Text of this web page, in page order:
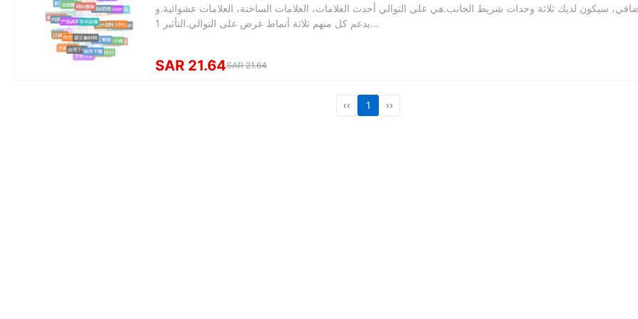
سيكون لديك ثلاثة وحدات شريط الجانب.هي على التوالي أحدث العلامات، العلامات الساخنة، العلامات عشوائية.و
يدعم كل منهم ثلاثة أنماط عرض على التوالي.التأثير 1...
SAR 21.64SAR 21.64
‹‹ 1 ››